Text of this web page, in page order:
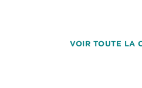
VOIR TOUTE LA